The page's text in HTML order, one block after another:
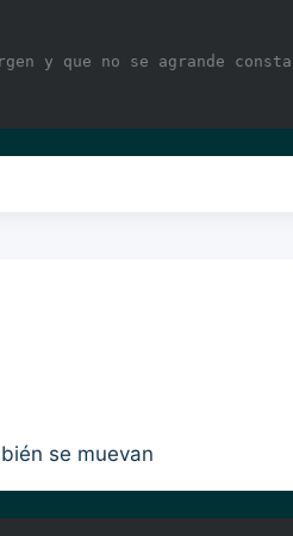
y que no se agrande
se muevan